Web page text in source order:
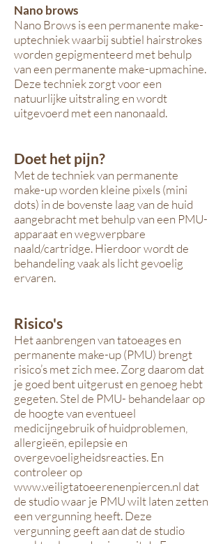
Nano brows
Nano Brows is een permanente make-
uptechniek waarbij subtiel hairstrokes
worden gepigmenteerd met behulp
van een permanente make-upmachine.
Deze techniek zorgt voor een
natuurlijke uitstraling en wordt
uitgevoerd met een nanonaald.
Doet het pijn?
Met de techniek van permanente
make-up worden kleine pixels (mini
dots) in de bovenste laag van de huid
aangebracht met behulp van een PMU-
apparaat en wegwerpbare
naald/cartridge. Hierdoor wordt de
behandeling vaak als lichtgevoelig
ervaren.
Risico's
Het aanbrengen van tatoeages en
permanente make-up (PMU) brengt
risico’s met zich mee. Zorg daarom dat
je goed bent uitgerust en genoeg hebt
gegeten. Stel de PMU- behandelaar op
de hoogte van eventueel
medicijngebruik of huidproblemen,
allergieën, epilepsie en
overgevoeligheidsreacties. En
controleer op
www.veiligtatoeerenenpiercen.nldat
de studio waar je PMU wilt laten zetten
een vergunning heeft. Deze
vergunning geeft aan dat de studio